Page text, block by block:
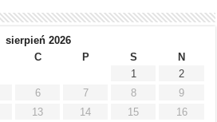
sierpień 2026
C P S
N
1
2
6 7 8
9
13 14 15
16